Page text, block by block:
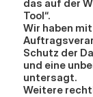
das auf der
Tool“.
Wir haben
Schutz der
und eine
untersagt.
Weitere